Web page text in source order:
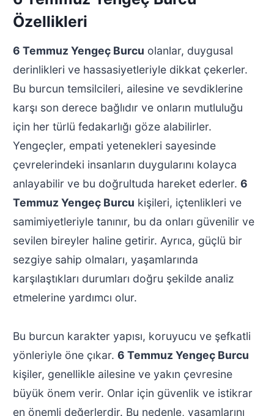
Özellikleri
6 Temmuz Yengeç Burcu olanlar, duygusal
derinlikleri ve hassasiyetleriyle dikkat çekerler.
Bu burcun temsilcileri, ailesine ve sevdiklerine
karşı son derece bağlıdır ve onların mutluluğu
için her türlü fedakarlığı göze alabilirler.
Yengeçler, empati yetenekleri sayesinde
çevrelerindeki insanların duygularını kolayca
anlayabilir ve bu doğrultuda hareket ederler. 6
Temmuz Yengeç Burcu kişileri, içtenlikleri ve
samimiyetleriyle tanınır, bu da onları güvenilir ve
sevilen bireyler haline getirir. Ayrıca, güçlü bir
sezgiye sahip olmaları, yaşamlarında
karşılaştıkları durumları doğru şekilde analiz
etmelerine yardımcı olur.
Bu burcun karakter yapısı, koruyucu ve şefkatli
yönleriyle öne çıkar. 6 Temmuz Yengeç Burcu
kişiler, genellikle ailesine ve yakın çevresine
büyük önem verir. Onlar için güvenlik ve istikrar
en önemli değerlerdir. Bu nedenle, yaşamlarını